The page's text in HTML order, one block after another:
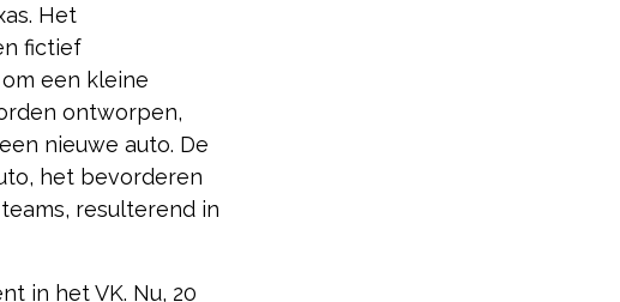
Het
fictief
een ​​kleine
ontworpen,
nieuwe auto. De
het bevorderen
resulterend in
in het VK. Nu, 20